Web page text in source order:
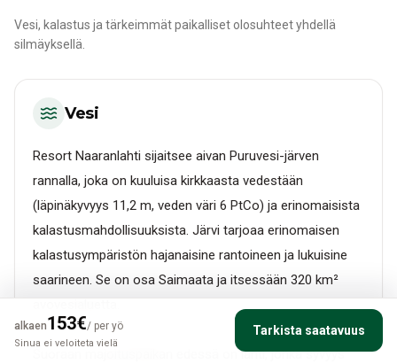
Vesi, kalastus ja tärkeimmät paikalliset olosuhteet yhdellä
silmäyksellä.
Vesi
Resort Naaranlahti sijaitsee aivan Puruvesi-järven
rannalla, joka on kuuluisa kirkkaasta vedestään
(läpinäkyvyys 11,2 m, veden väri 6 PtCo) ja erinomaisista
kalastusmahdollisuuksista. Järvi tarjoaa erinomaisen
kalastusympäristön hajanaisine rantoineen ja lukuisine
saarineen. Se on osa Saimaata ja itsessään 320 km²
Suoraan majoituspaikan edessä on lahti, jonka syvyys
alkaen153€/ per yö
Sinua ei veloiteta vielä
Tarkista saatavuus